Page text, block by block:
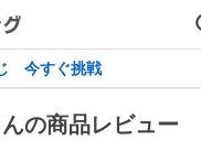
今すぐ挑戦
の商品レビュー